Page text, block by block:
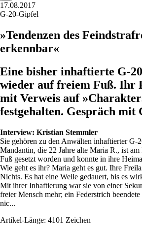
17.08.2017
G-20-Gipfel
»Tendenzen des
erkennbar«
Eine bisher inhaftierte G-
wieder auf freiem Fuß. Ihr
mit Verweis auf
festgehalten. Gespräch
Interview: Kristian Stemmler
Sie gehören zu den Anwälten inhaftierter G-
Mandantin, die 22 Jahre alte Maria R., ist
Fuß gesetzt worden und konnte in ihre
Wie geht es ihr? Maria geht es gut. Ihre
Nichts. Es hat eine Weile gedauert, bis es
Mit ihrer Inhaftierung war sie von einer
freier Mensch mehr; ein Federstrich
nic...
Artikel-Länge: 4101 Zeichen